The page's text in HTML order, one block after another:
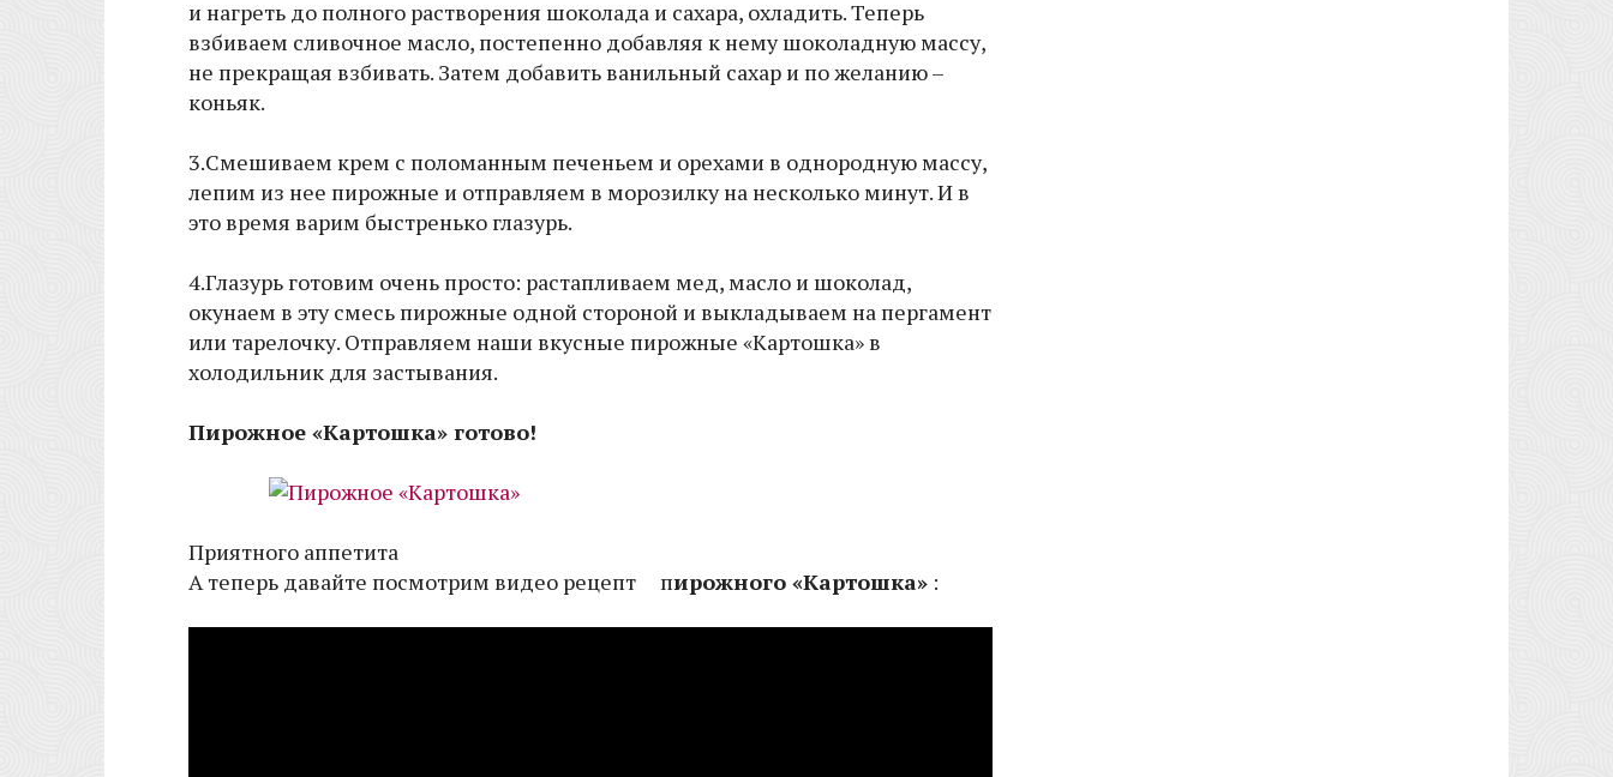
и нагреть до полного растворения шоколада и сахара, охладить. Теперь
взбиваем сливочное масло, постепенно добавляя к нему шоколадную массу,
не прекращая взбивать. Затем добавить ванильный сахар и по желанию –
коньяк.
3.Смешиваем крем с поломанным печеньем и орехами в однородную массу,
лепим из нее пирожные и отправляем в морозилку на несколько минут. И в
это время варим быстренько глазурь.
4.Глазурь готовим очень просто: растапливаем мед, масло и шоколад,
окунаем в эту смесь пирожные одной стороной и выкладываем на пергамент
или тарелочку. Отправляем наши вкусные пирожные «Картошка» в
холодильник для застывания.
Пирожное «Картошка» готово!
Приятного аппетита
А теперь давайте посмотрим видео рецепт пирожного «Картошка» :